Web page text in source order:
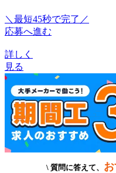
＼最短45秒で完了／
応募へ進む
詳しく
見る
\ 質問に答えて、